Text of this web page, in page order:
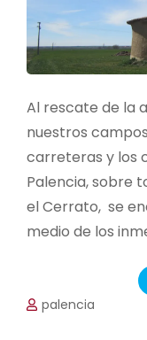
Al rescate de la
nuestros
carreteras y los
Palencia, sobre
el Cerrato, se
medio de los
palencia